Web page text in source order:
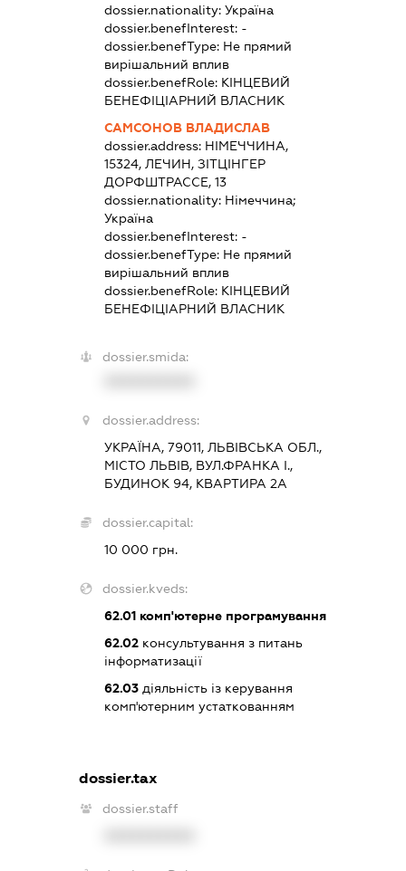
dossier.nationality: Україна
dossier.benefInterest: -
dossier.benefType: Не прямий
вирішальний вплив
dossier.benefRole: КІНЦЕВИЙ
БЕНЕФІЦІАРНИЙ ВЛАСНИК
САМСОНОВ ВЛАДИСЛАВ
dossier.address: НІМЕЧЧИНА,
15324, ЛЕЧИН, ЗІТЦІНГЕР
ДОРФШТРАССЕ, 13
dossier.nationality: Німеччина;
Україна
dossier.benefInterest: -
dossier.benefType: Не прямий
вирішальний вплив
dossier.benefRole: КІНЦЕВИЙ
БЕНЕФІЦІАРНИЙ ВЛАСНИК
dossier.smida:
dossier.address:
УКРАЇНА, 79011, ЛЬВІВСЬКА ОБЛ.,
МІСТО ЛЬВІВ, ВУЛ.ФРАНКА І.,
БУДИНОК 94, КВАРТИРА 2А
dossier.capital:
10 000 грн.
dossier.kveds:
62.01комп'ютерне програмування
62.02консультування з питань
інформатизації
62.03діяльність із керування
комп'ютерним устаткованням
dossier.tax
dossier.staff